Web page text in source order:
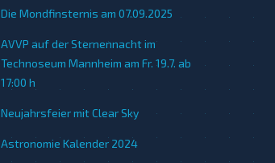
Die Mondfinsternis am 07.09.2025
AVVP auf der Sternennacht im
Technoseum Mannheim am Fr. 19.7. ab
17:00 h
Neujahrsfeier mit Clear Sky
Astronomie Kalender 2024